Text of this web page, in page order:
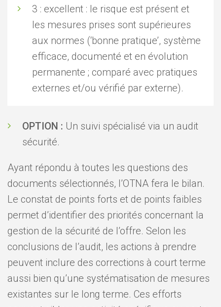
3 : excellent : le risque est présent et
les mesures prises sont supérieures
aux normes (‘bonne pratique’, système
efficace, documenté et en évolution
permanente ; comparé avec pratiques
externes et/ou vérifié par externe).
OPTION : Un suivi spécialisé via un audit
sécurité.
Ayant répondu à toutes les questions des
documents sélectionnés, l’OTNA fera le bilan.
Le constat de points forts et de points faibles
permet d’identifier des priorités concernant la
gestion de la sécurité de l’offre. Selon les
conclusions de l’audit, les actions à prendre
peuvent inclure des corrections à court terme
aussi bien qu’une systématisation de mesures
existantes sur le long terme. Ces efforts